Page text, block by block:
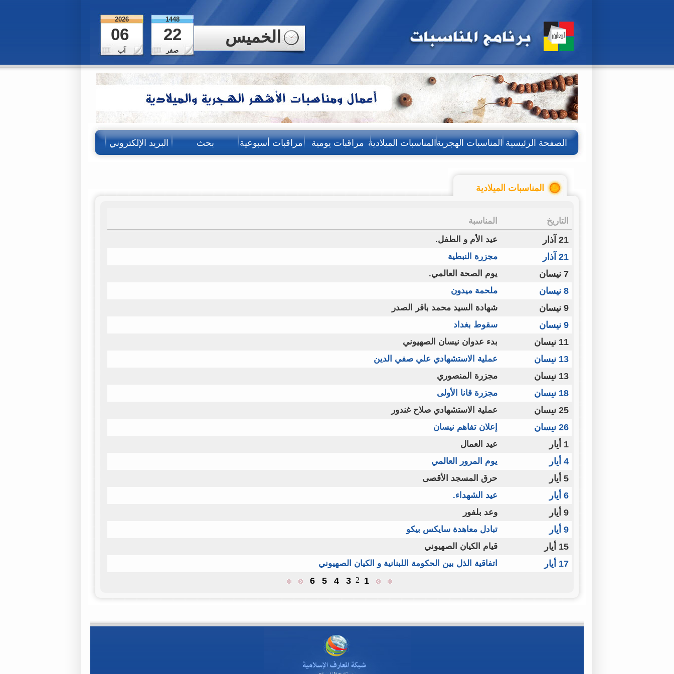
الخميس
1448
2026
22
06
صفر آب
الصفحة الرئيسية المناسبات الهجرية المناسبات الميلادية مراقبات يومية مراقبات أسبوعية بحث البريد الإلكتروني
المناسبات الميلادية
التاريخ المناسبة
21 آذار عيد الأم و الطفل.
21 آذار مجزرة النبطية
7 نيسان يوم الصحة العالمي.
8 نيسان ملحمة ميدون
9 نيسان شهادة السيد محمد باقر الصدر
9 نيسان سقوط بغداد
11 نيسان بدء عدوان نيسان الصهيوني
13 نيسان عملية الاستشهادي علي صفي الدين
13 نيسان مجزرة المنصوري
18 نيسان مجزرة قانا الأولى
25 نيسان عملية الاستشهادي صلاح غندور
26 نيسان إعلان تفاهم نيسان
1 أيار عيد العمال
4 أيار يوم المرور العالمي
5 أيار حرق المسجد الأقصى
6 أيار عيد الشهداء.
9 أيار وعد بلفور
9 أيار تبادل معاهدة سايكس بيكو
15 أيار قيام الكيان الصهيوني
17 أيار اتفاقية الذل بين الحكومة اللبنانية و الكيان الصهيوني
1
3
4
5
6